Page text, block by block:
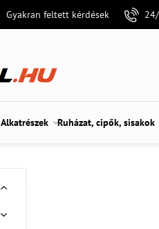
Gyakran feltett kérdések
Alkatrészek Ruházat, cipők, sisakok